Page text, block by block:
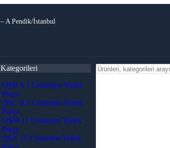
A Pendik/İstanbul
QSB 6.7 Cummins Yedek
Parça
QSC 8.3 Cummins Yedek
Parça
QSM 11 Cummins Yedek
Parça
QSX 15 Cummins Yedek